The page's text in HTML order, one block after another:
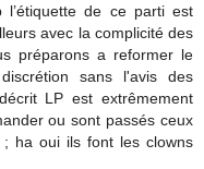
de ce parti est
avec la complicité des
préparons a reformer le
sans l'avis des
LP est extrêmement
ou sont passés ceux
ha oui ils font les clowns